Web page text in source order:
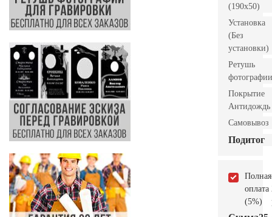
(190x50)
Установка
(Без
установки)
Ретушь
фотографии
Покрытие
Антидождь
Самовывоз
Подитог
Полная
оплата
(5%)